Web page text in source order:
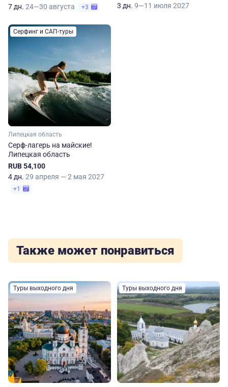
7 дн. 24—30 августа +3
3 дн. 9—11 июля 2027
Серфинг и САП-туры
Липецкая область
Серф-лагерь на майские!
Липецкая область
RUB 54,100
4 дн. 29 апреля — 2 мая 2027
+1
Также может понравиться
Туры выходного дня Туры выходного дня